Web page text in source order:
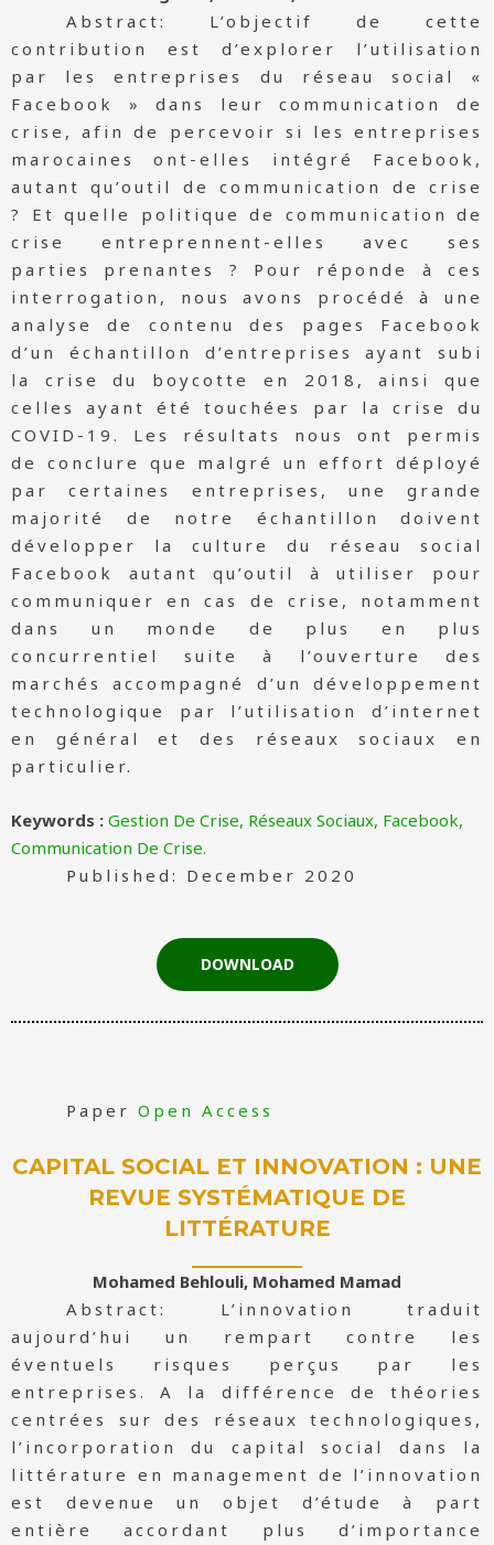
Abstract: L’objectif de cette
contribution est d’explorer l’utilisation
par les entreprises du réseau social «
Facebook » dans leur communication de
crise, afin de percevoir si les entreprises
marocaines ont-elles intégré Facebook,
autant qu’outil de communication de crise
? Et quelle politique de communication de
crise entreprennent-elles avec ses
parties prenantes ? Pour réponde à ces
interrogation, nous avons procédé à une
analyse de contenu des pages Facebook
d’un échantillon d’entreprises ayant subi
la crise du boycotte en 2018, ainsi que
celles ayant été touchées par la crise du
COVID-19. Les résultats nous ont permis
de conclure que malgré un effort déployé
par certaines entreprises, une grande
majorité de notre échantillon doivent
développer la culture du réseau social
Facebook autant qu’outil à utiliser pour
communiquer en cas de crise, notamment
dans un monde de plus en plus
concurrentiel suite à l’ouverture des
marchés accompagné d’un développement
technologique par l’utilisation d’internet
en général et des réseaux sociaux en
particulier.
Keywords : Gestion De Crise, Réseaux Sociaux, Facebook,
Communication De Crise.
Published: December 2020
DOWNLOAD
Paper Open Access
CAPITAL SOCIAL ET INNOVATION : UNE
REVUE SYSTÉMATIQUE DE
LITTÉRATURE
Mohamed Behlouli, Mohamed Mamad
Abstract: L’innovation traduit
aujourd’hui un rempart contre les
éventuels risques perçus par les
entreprises. A la différence de théories
centrées sur des réseaux technologiques,
l’incorporation du capital social dans la
littérature en management de l’innovation
est devenue un objet d’étude à part
entière accordant plus d’importance